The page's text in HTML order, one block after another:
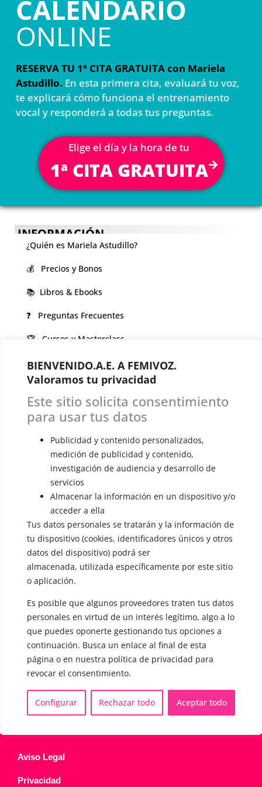
BIENVENIDO.A.E. A FEMIVOZ.
Valoramos tu privacidad
Este sitio solicita consentimiento
para usar tus datos
Publicidad y contenido personalizados,
medición de publicidad y contenido,
investigación de audiencia y desarrollo de
servicios
Almacenar la información en un dispositivo y/o
acceder a ella
Tus datos personales se tratarán y la información de
tu dispositivo (cookies, identificadores únicos y otros
datos del dispositivo) podrá ser
almacenada, utilizada específicamente por este sitio
o aplicación.
Es posible que algunos proveedores traten tus datos
personales en virtud de un interés legítimo, algo a lo
que puedes oponerte gestionando tus opciones a
continuación. Busca un enlace al final de esta
página o en nuestra política de privacidad para
revocar el consentimiento.
Configurar Rechazar todo Aceptar todo
CALENDARIO
ONLINE
RESERVA TU 1ª CITA GRATUITA con Mariela
Astudillo. En esta primera cita, evaluará tu voz,
te explicará cómo funciona el entrenamiento
vocal y responderá a todas tus preguntas.
Elige el día y la hora de tu
1ª CITA GRATUITA
INFORMACIÓN
¿Quién es Mariela Astudillo?
💰 Precios y Bonos
📚 Libros & Ebooks
❓ Preguntas Frecuentes
🏆 Cursos y Masterclass
VOCES LGBTQIA+ 🏳️‍🌈
▪️ Feminización de la voz
▪️ Masculinización de la voz
▪️ Neutralización de la voz
▪️ Dualización de la voz
▪️ Androginización de la voz
OTRAS SESIONES
▪️ Caracterización de la voz
▪️ Voz virilizada por esteroides
▪️ Modificación del acento
🟥 CIRUGÍA: Glotoplastia
CONTACTO Y CITAS
✅Pide tu CITA ONLINE
WhatsApp :+34 625 14 46 47
Email : contacto@femivoz.es
Aviso Legal
Privacidad